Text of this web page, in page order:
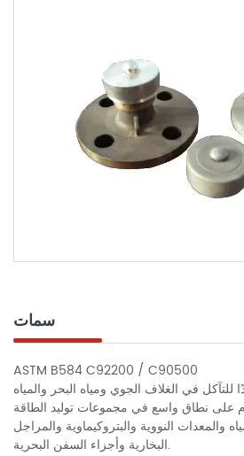
سمات
ASTM B584 C92200 / C90500
في الغلاف الجوي ومياه البحر والمياه
على نطاق واسع في مجموعات توليد الطاقة
والمعدات النووية والبتروكيماوية والمراجل
البخارية وأجزاء السفن البحرية.